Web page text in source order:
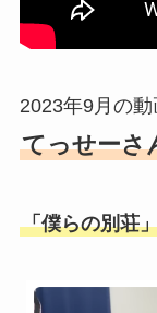
2023年9月の動
てっせーさ
「僕らの別荘